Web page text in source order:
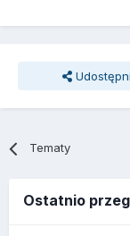
Tematy
Ostatnio